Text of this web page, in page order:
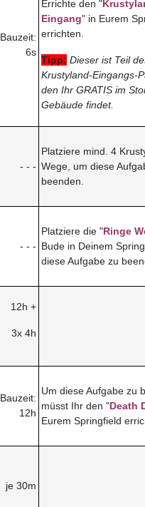
Bauzeit:
6s
Errichte den "
Eingang" in Eurem
errichten.
Tipp: Dieser ist Teil
Krustyland-Eingangs-
den Ihr GRATIS im
Gebäude findet.
- - -
Platziere mind. 4
Wege, um diese
beenden.
- - -
Platziere die "Ringe
Bude in Deinem
diese Aufgabe zu
12h +
3x 4h
Bauzeit:
12h
Um diese Aufgabe zu
müsst Ihr den "Death
Eurem Springfield
je 30m